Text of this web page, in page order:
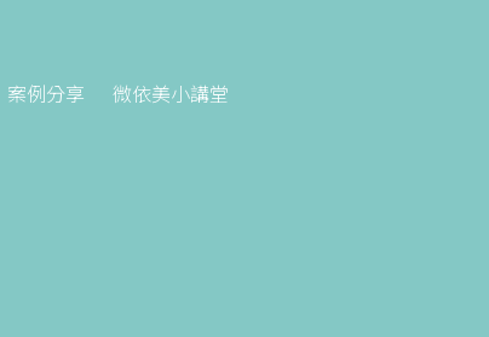
案例分享 微依美小講堂